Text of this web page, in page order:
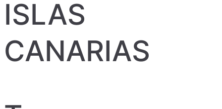
ISLAS
CANARIAS